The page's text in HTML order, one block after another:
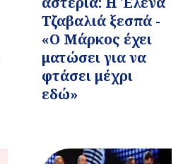
Τζαβαλιά ξεσπά -
«Ο Μάρκος έχει
ματώσει για να
φτάσει μέχρι
εδώ»